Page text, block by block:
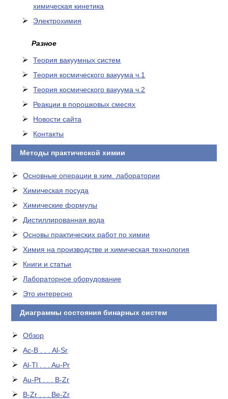
химическая кинетика
Электрохимия
Разное
Теория вакуумных систем
Теория космического вакуума ч.1
Теория космического вакуума ч.2
Реакции в порошковых смесях
Новости сайта
Контакты
Методы практической химии
Основные операции в хим. лаборатории
Химическая посуда
Химические формулы
Дистиллированная вода
Основы практических работ по химии
Химия на производстве и химическая технология
Книги и статьи
Лабораторное оборудование
Это интересно
Диаграммы состояния бинарных систем
Обзор
Ac-B . . . Al-Sr
Al-Tl . . . Au-Pr
Au-Pt . . . B-Zr
B-Zr . . . Be-Zr